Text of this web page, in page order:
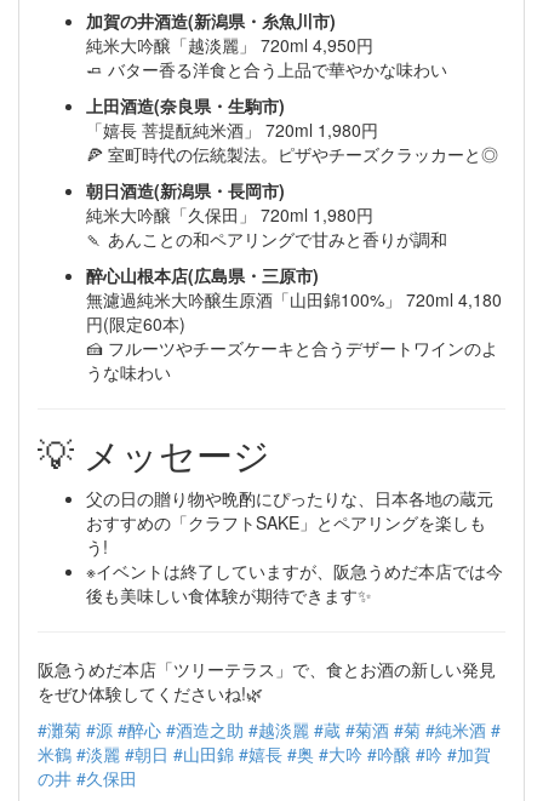
加賀の井酒造(新潟県・糸魚川市)
純米大吟醸「越淡麗」 720ml 4,950円
🧈 バター香る洋食と合う上品で華やかな味わい
上田酒造(奈良県・生駒市)
「嬉長 菩提酛純米酒」 720ml 1,980円
🍕 室町時代の伝統製法。ピザやチーズクラッカーと◎
朝日酒造(新潟県・長岡市)
純米大吟醸「久保田」 720ml 1,980円
🍡 あんことの和ペアリングで甘みと香りが調和
醉心山根本店(広島県・三原市)
無濾過純米大吟醸生原酒「山田錦100%」 720ml 4,180
円(限定60本)
🍰 フルーツやチーズケーキと合うデザートワインのよ
うな味わい
💡 メッセージ
父の日の贈り物や晩酌にぴったりな、日本各地の蔵元
おすすめの「クラフトSAKE」とペアリングを楽しも
う!
※イベントは終了していますが、阪急うめだ本店では今
後も美味しい食体験が期待できます✨
阪急うめだ本店「ツリーテラス」で、食とお酒の新しい発見
をぜひ体験してくださいね!🌿
#灘菊 #源 #醉心 #酒造之助 #越淡麗 #蔵 #菊酒 #菊 #純米酒 #
米鶴 #淡麗 #朝日 #山田錦 #嬉長 #奥 #大吟 #吟醸 #吟 #加賀
の井 #久保田